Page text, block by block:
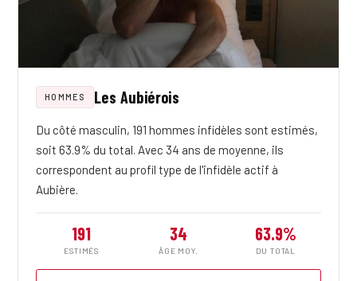
HOMMES Les Aubiérois
Du côté masculin, 191 hommes infidèles sont estimés,
soit 63.9% du total. Avec 34 ans de moyenne, ils
correspondent au profil type de l'infidèle actif à
Aubière.
191
ESTIMÉS
34
ÂGE MOY.
63.9%
DU TOTAL